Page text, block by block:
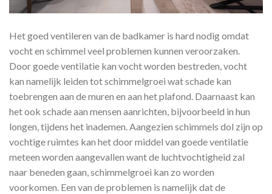
Het goed ventileren van de badkamer is hard nodig omdat
vocht en schimmel veel problemen kunnen veroorzaken.
Door goede ventilatie kan vocht worden bestreden, vocht
kan namelijk leiden tot schimmelgroei wat schade kan
toebrengen aan de muren en aan het plafond. Daarnaast kan
het ook schade aan mensen aanrichten, bijvoorbeeld in hun
longen, tijdens het inademen. Aangezien schimmels dol zijn op
vochtige ruimtes kan het door middel van goede ventilatie
meteen worden aangevallen want de luchtvochtigheid zal
naar beneden gaan, schimmelgroei kan zo worden
voorkomen. Een van de problemen is namelijk dat de